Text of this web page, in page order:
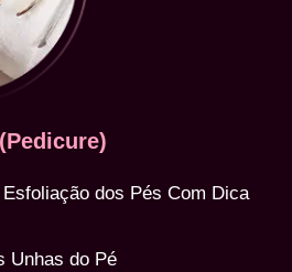
dos Pés Com Dica
Unhas do Pé